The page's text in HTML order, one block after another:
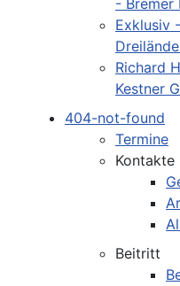
- Bremer
Exklusiv
Richard
Kestner
404-not-found
Termine
Kontakte
Beitritt